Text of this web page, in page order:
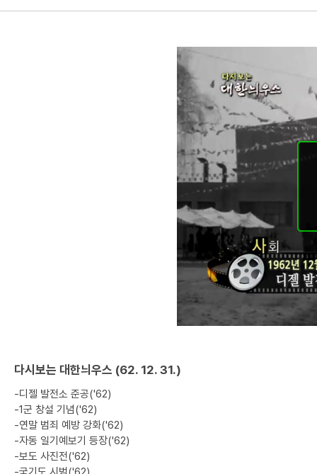
다시보는 대한늬우스 (62. 12. 31.)
-디젤 발전소 준공('62)
-1군 창설 기념('62)
-연말 범죄 예방 강화('62)
-자동 일기예보기 등장('62)
-보도 사진전('62)